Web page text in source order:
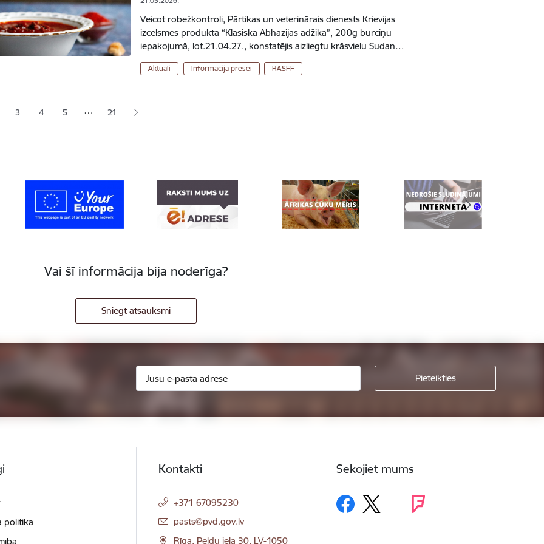
Veicot robežkontroli, Pārtikas un veterinārais dienests Krievijas
izcelsmes produktā “Klasiskā Abhāzijas adžika”, 200g burciņu
iepakojumā, lot.21.04.27., konstatējis aizliegtu krāsvielu Sudan…
Aktuāli Informācija presei RASFF
lapaLapa
3 Lapa
4 Lapa
5 … 21
Vai šī informācija bija noderīga?
Sniegt atsauksmi
politika
Kontakti
+371 67095230
E-pasts:
pasts@pvd.gov.lv
Rīga, Peldu iela 30, LV-1050
Sekojiet mums